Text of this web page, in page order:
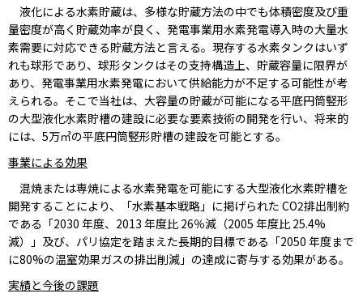
液化による水素貯蔵は、多様な貯蔵方法の中でも体積密度及び重
量密度が高く貯蔵効率が良く、発電事業用水素発電導入時の大量水
素需要に対応できる貯蔵方法と言える。現存する水素タンクはいず
れも球形であり、球形タンクはその支持構造上、貯蔵容量に限界が
あり、発電事業用水素発電において供給能力が不足する可能性が考
えられる。そこで当社は、大容量の貯蔵が可能になる平底円筒竪形
の大型液化水素貯槽の建設に必要な要素技術の開発を行い、将来的
には、5万㎥の平底円筒竪形貯槽の建設を可能とする。
事業による効果
混焼または専焼による水素発電を可能にする大型液化水素貯槽を
開発することにより、「水素基本戦略」に掲げられた CO2排出制約
である「2030 年度、2013 年度比 26％減（2005 年度比 25.4%
減）」及び、パリ協定を踏まえた長期的目標である「2050 年度まで
に80%の温室効果ガスの排出削減」の達成に寄与する効果がある。
実績と今後の課題